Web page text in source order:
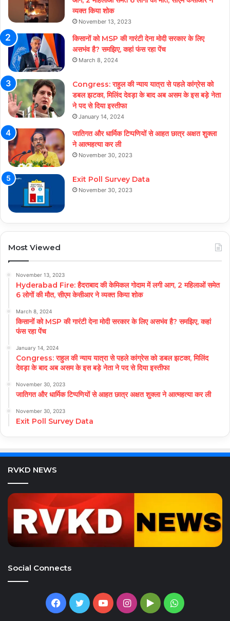
व्यक्त किया शोक
November 13, 2023
किसानों को MSP की गारंटी देना मोदी सरकार के लिए
असभंव है? समझिए, कहां फंस रहा पेंच
March 8, 2024
Congress: राहुल की न्याय यात्रा से पहले कांग्रेस को
डबल झटका, मिलिंद देवड़ा के बाद अब असम के इस बड़े नेता
ने पद से दिया इस्तीफा
January 14, 2024
जातिगत और धार्मिक टिप्पणियों से आहत छात्र अक्षत शुक्ला
ने आत्महत्या कर ली
November 30, 2023
Exit Poll Survey Data
November 30, 2023
Most Viewed
November 13, 2023
Hyderabad Fire: हैदराबाद की केमिकल गोदाम में लगी आग, 2 महिलाओं समेत
6 लोगों की मौत, सीएम केसीआर ने व्यक्त किया शोक
March 8, 2024
किसानों को MSP की गारंटी देना मोदी सरकार के लिए असभंव है? समझिए, कहां
फंस रहा पेंच
January 14, 2024
Congress: राहुल की न्याय यात्रा से पहले कांग्रेस को डबल झटका, मिलिंद
देवड़ा के बाद अब असम के इस बड़े नेता ने पद से दिया इस्तीफा
November 30, 2023
जातिगत और धार्मिक टिप्पणियों से आहत छात्र अक्षत शुक्ला ने आत्महत्या कर ली
November 30, 2023
Exit Poll Survey Data
RVKD NEWS
Social Connects
Facebook
TwitterYouTubeInstagram
GoogleWhatsApp